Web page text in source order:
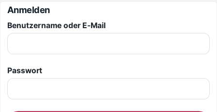
Zum Inhalt springen
Anmelden
Benutzername oder E-Mail
Passwort